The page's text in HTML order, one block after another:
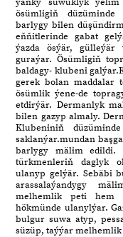
ösümligiň
barlygy bilen
eňňitlerinde gabat
ýazda ösýär, gülleýär
guraýar. Ösümligiň
baldagy- klubeni
gerek bolan maddalar
ösümlik ýene-de
etdirýär. Dermanlyk
bilen gazyp almaly.
Klubeniniň
saklanýar.mundan
barlygy mälim edildi.
türkmenleriň daglyk
ulanyp gelýär. Sebäbi
arassalaýandygy
melhemlik peti hem
hökmünde ulanylýar.
bulgur suwa atyp,
süzüp, taýýar